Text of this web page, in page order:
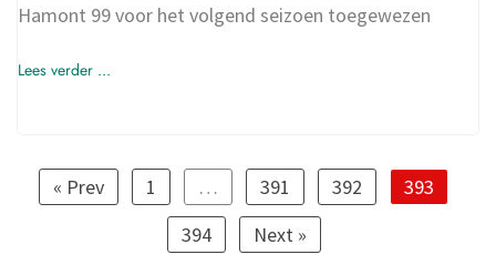
Hamont 99 voor het volgend seizoen toegewezen
Lees verder ...
« Prev 1 … 391 392
393
394
Next »